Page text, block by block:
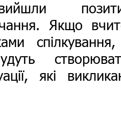
Якщо
які